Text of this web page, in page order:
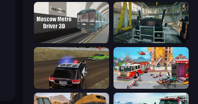
Kamaz Truck Driver
POLICE Chase Simulator Fireman 2024